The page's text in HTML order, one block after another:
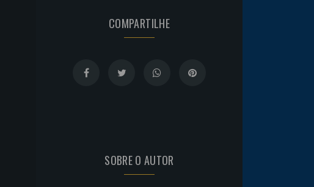
COMPARTILHE
SOBRE O AUTOR